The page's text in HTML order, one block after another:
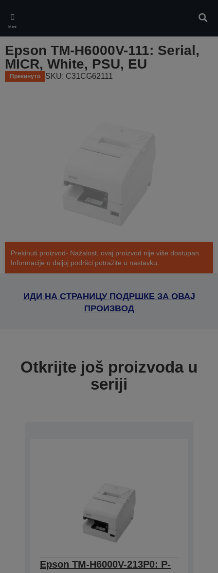
main
content
Meni
Epson TM-H6000V-111: Serial,
MICR, White, PSU, EU
Прекинуто SKU: C31CG62111
Prekinuti proizvod- Nažalost, ovaj proizvod nije više dostupan.
Informacije o daljoj podršci potražite u nastavku.
ИДИ НА СТРАНИЦУ ПОДРШКЕ ЗА ОВАЈ
ПРОИЗВОД
Otkrijte još proizvoda u
seriji
Epson TM-H6000V-213P0: P-